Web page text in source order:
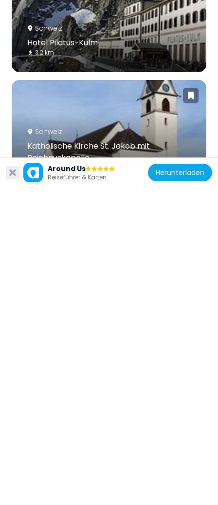
Schweiz
Hotel Pilatus-Kulm
3.2 km
Schweiz
Katholische Kirche St. Jakob mit
Beinhauskapelle
3.2 kmAround Us
Reiseführer & Karten Herunterladen